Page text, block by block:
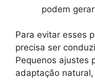
podem
Para evitar esses
precisa ser
Pequenos ajustes
adaptação